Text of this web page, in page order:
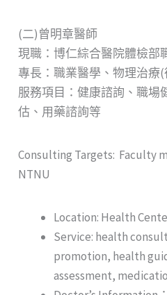
(二)曾明章醫師
現職：博仁綜合醫院體檢部
專長：職業醫學、物理治療(
服務項目：健康諮詢、職場
估、用藥諮詢等
Consulting Targets: Faculty
NTNU
Location: Health
Service: health
promotion, health
assessment,